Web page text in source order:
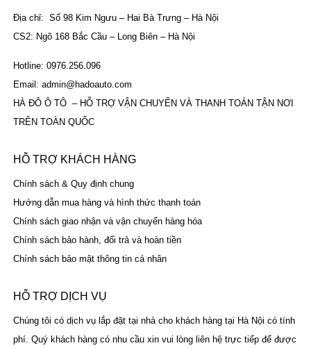
Địa chỉ: Số 98 Kim Ngưu – Hai Bà Trưng – Hà Nội
CS2: Ngõ 168 Bắc Cầu – Long Biên – Hà Nội
Hotline: 0976.256.096
Email: admin@hadoauto.com
HÀ ĐÔ Ô TÔ – HỖ TRỢ VẬN CHUYỂN VÀ THANH TOÁN TẬN NƠI
TRÊN TOÀN QUỐC
HỖ TRỢ KHÁCH HÀNG
Chính sách & Quy định chung
Hướng dẫn mua hàng và hình thức thanh toán
Chính sách giao nhận và vận chuyển hàng hóa
Chính sách bảo hành, đổi trả và hoàn tiền
Chính sách bảo mật thông tin cá nhân
HỖ TRỢ DỊCH VỤ
Chúng tôi có dịch vụ lắp đặt tại nhà cho khách hàng tại Hà Nội có tính
phí. Quý khách hàng có nhu cầu xin vui lòng liên hệ trực tiếp để được